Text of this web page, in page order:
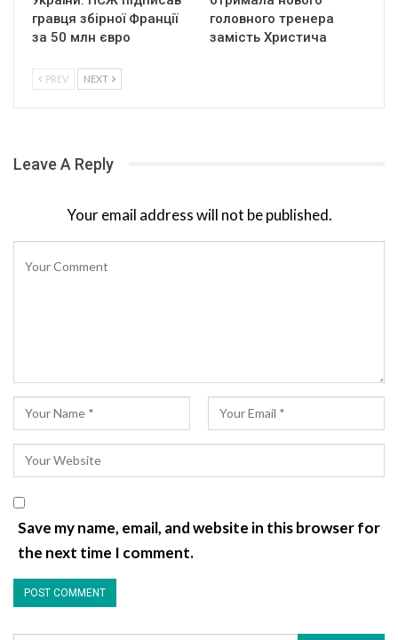
гравця збірної Франції
за 50 млн євро
головного тренера
замість Христича
PREV NEXT
Leave A Reply
Your email address will not be published.
Save my name, email, and website in this browser for
the next time I comment.